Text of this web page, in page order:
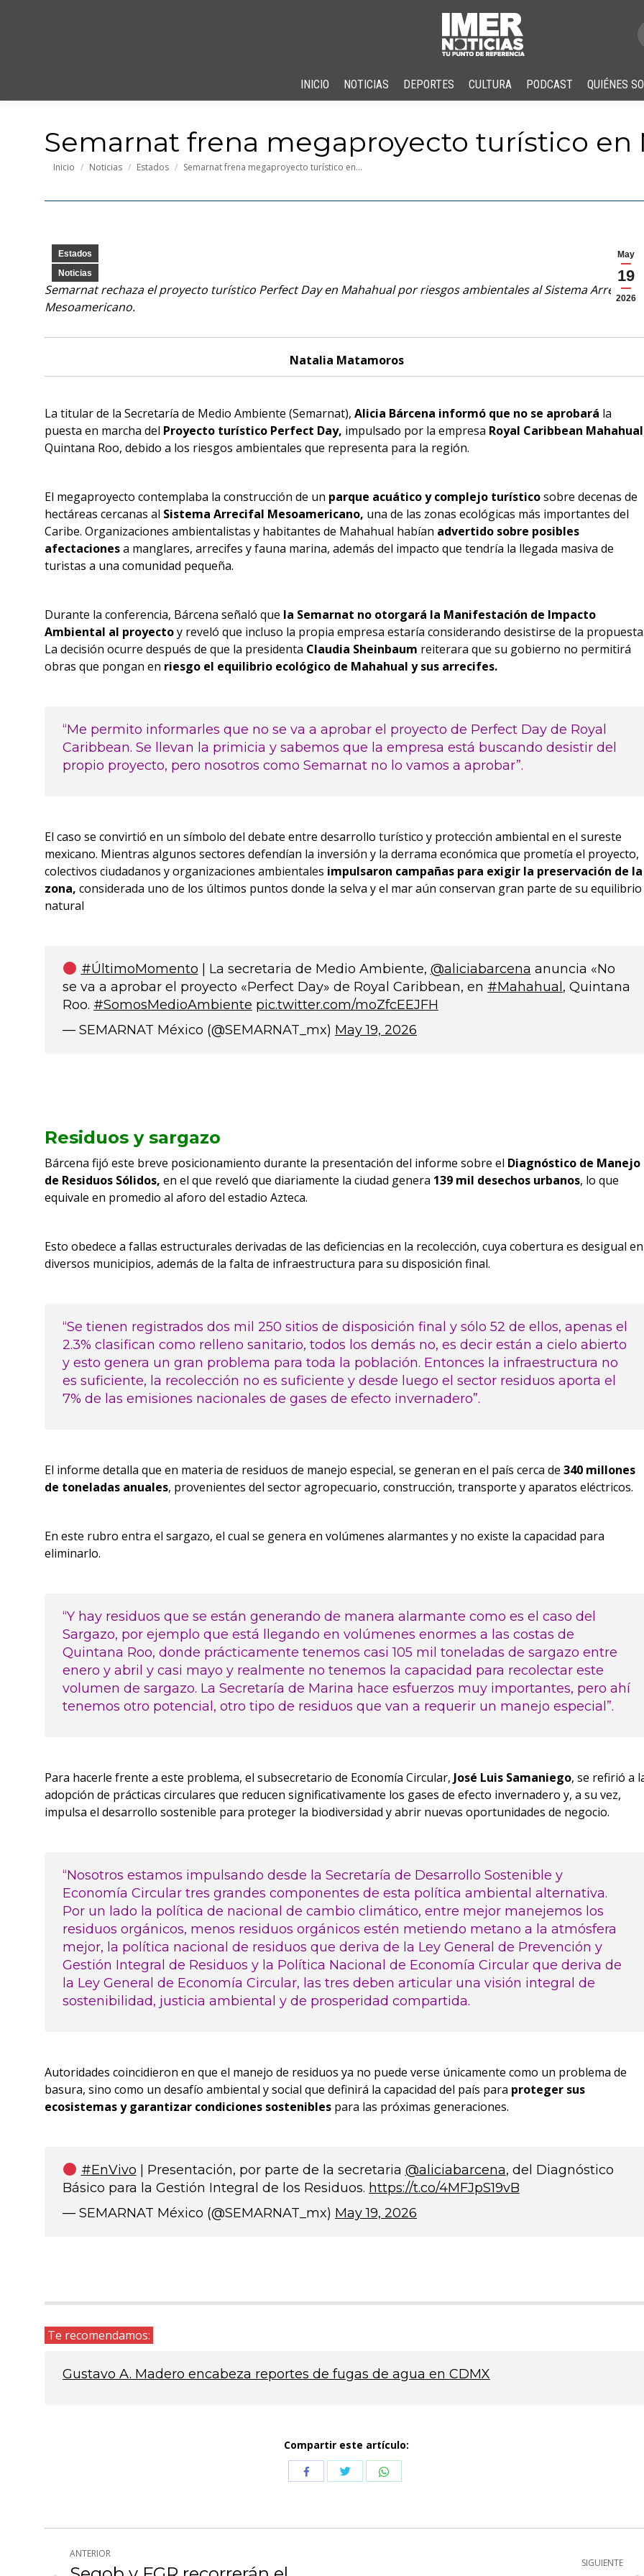
INICIO NOTICIAS DEPORTES CULTURA PODCAST QUIÉNES
Semarnat frena megaproyecto turístico en
Estás aquí:
Inicio Noticias Estados Semarnat frena megaproyecto turístico en…
May
19
2026
Estados
Noticias
Semarnat rechaza el proyecto turístico Perfect Day en Mahahual por riesgos ambientales al Sistema Arrecifal
Mesoamericano.
Natalia Matamoros
La titular de la Secretaría de Medio Ambiente (Semarnat), Alicia Bárcena informó que no se aprobará la
puesta en marcha del Proyecto turístico Perfect Day, impulsado por la empresa Royal Caribbean Mahahual
Quintana Roo, debido a los riesgos ambientales que representa para la región.
El megaproyecto contemplaba la construcción de un parque acuático y complejo turísticosobre decenas de
hectáreas cercanas al Sistema Arrecifal Mesoamericano, una de las zonas ecológicas más importantes del
Caribe. Organizaciones ambientalistas y habitantes de Mahahual habían advertido sobre posibles
afectacionesa manglares, arrecifes y fauna marina, además del impacto que tendría la llegada masiva de
turistas a una comunidad pequeña.
Durante la conferencia, Bárcena señaló que la Semarnat no otorgará la Manifestación de Impacto
Ambiental al proyectoy reveló que incluso la propia empresa estaría considerando desistirse de la
La decisión ocurre después de que la presidenta Claudia Sheinbaum reiterara que su gobierno no permitirá
obras que pongan en riesgo el equilibrio ecológico de Mahahual y sus arrecifes.
“Me permito informarles que no se va a aprobar el proyecto de Perfect Day de Royal
Caribbean. Se llevan la primicia y sabemos que la empresa está buscando desistir del
propio proyecto, pero nosotros como Semarnat no lo vamos a aprobar”.
El caso se convirtió en un símbolo del debate entre desarrollo turístico y protección ambiental en el sureste
mexicano. Mientras algunos sectores defendían la inversión y la derrama económica que prometía el proyecto,
colectivos ciudadanos y organizaciones ambientales impulsaron campañas para exigir la preservación de la
zona, considerada uno de los últimos puntos donde la selva y el mar aún conservan gran parte de su equilibrio
natural
#ÚltimoMomento | La secretaria de Medio Ambiente, @aliciabarcena anuncia «No
se va a aprobar el proyecto «Perfect Day» de Royal Caribbean, en #Mahahual , Quintana
Roo. #SomosMedioAmbiente pic.twitter.com/moZfcEEJFH
— SEMARNAT México (@SEMARNAT_mx) May 19, 2026
Residuos y sargazo
Bárcena fijó este breve posicionamiento durante la presentación del informe sobre el Diagnóstico de Manejo
de Residuos Sólidos, en el que reveló que diariamente la ciudad genera 139 mil desechos urbanos, lo que
equivale en promedio al aforo del estadio Azteca.
Esto obedece a fallas estructurales derivadas de las deficiencias en la recolección, cuya cobertura es desigual en
diversos municipios, además de la falta de infraestructura para su disposición final.
“Se tienen registrados dos mil 250 sitios de disposición final y sólo 52 de ellos, apenas el
2.3% clasifican como relleno sanitario, todos los demás no, es decir están a cielo abierto
y esto genera un gran problema para toda la población. Entonces la infraestructura no
es suficiente, la recolección no es suficiente y desde luego el sector residuos aporta el
7% de las emisiones nacionales de gases de efecto invernadero”.
El informe detalla que en materia de residuos de manejo especial, se generan en el país cerca de 340 millones
de toneladas anuales, provenientes del sector agropecuario, construcción, transporte y aparatos eléctricos.
En este rubro entra el sargazo, el cual se genera en volúmenes alarmantes y no existe la capacidad para
eliminarlo.
“Y hay residuos que se están generando de manera alarmante como es el caso del
Sargazo, por ejemplo que está llegando en volúmenes enormes a las costas de
Quintana Roo, donde prácticamente tenemos casi 105 mil toneladas de sargazo entre
enero y abril y casi mayo y realmente no tenemos la capacidad para recolectar este
volumen de sargazo. La Secretaría de Marina hace esfuerzos muy importantes, pero ahí
tenemos otro potencial, otro tipo de residuos que van a requerir un manejo especial”.
Para hacerle frente a este problema, el subsecretario de Economía Circular, José Luis Samaniego, se refirió a
adopción de prácticas circulares que reducen significativamente los gases de efecto invernadero y, a su vez,
impulsa el desarrollo sostenible para proteger la biodiversidad y abrir nuevas oportunidades de negocio.
“Nosotros estamos impulsando desde la Secretaría de Desarrollo Sostenible y
Economía Circular tres grandes componentes de esta política ambiental alternativa.
Por un lado la política de nacional de cambio climático, entre mejor manejemos los
residuos orgánicos, menos residuos orgánicos estén metiendo metano a la atmósfera
mejor, la política nacional de residuos que deriva de la Ley General de Prevención y
Gestión Integral de Residuos y la Política Nacional de Economía Circular que deriva de
la Ley General de Economía Circular, las tres deben articular una visión integral de
sostenibilidad, justicia ambiental y de prosperidad compartida.
Autoridades coincidieron en que el manejo de residuos ya no puede verse únicamente como un problema de
basura, sino como un desafío ambiental y social que definirá la capacidad del país para proteger sus
ecosistemas y garantizar condiciones sostenibles para las próximas generaciones.
#EnVivo | Presentación, por parte de la secretaria @aliciabarcena, del Diagnóstico
Básico para la Gestión Integral de los Residuos. https://t.co/4MFJpS19vB
— SEMARNAT México (@SEMARNAT_mx) May 19, 2026
Te recomendamos:
Gustavo A. Madero encabeza reportes de fugas de agua en CDMX
Compartir este artículo:
CompartirCompartirCompartir
Navegación
ANTERIOR
SIGUIENTE